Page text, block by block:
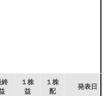
終
１株
益
１株
配
発表日